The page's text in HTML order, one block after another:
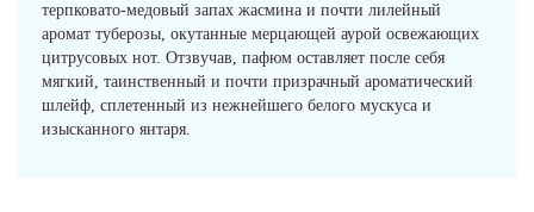
терпковато-медовый запах жасмина и почти лилейный
аромат туберозы, окутанные мерцающей аурой освежающих
цитрусовых нот. Отзвучав, пафюм оставляет после себя
мягкий, таинственный и почти призрачный ароматический
шлейф, сплетенный из нежнейшего белого мускуса и
изысканного янтаря.